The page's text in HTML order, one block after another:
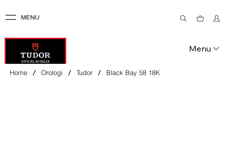
MENU
Menu
Home / Orologi / Tudor / Black Bay 58 18K